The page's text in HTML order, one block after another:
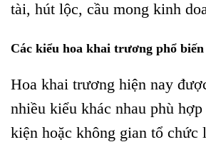
tài, hút lộc, cầu mong kinh
Các kiểu hoa khai trương phổ biến
Hoa khai trương hiện nay
nhiều kiểu khác nhau phù
kiện hoặc không gian tổ chức